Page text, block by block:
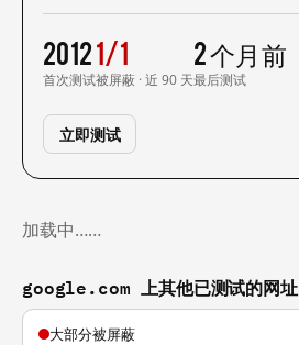
2012
首次测试
1/1
被屏蔽 · 近 90 天
2 个月前
最后测试
立即测试
加载中……
google.com 上其他已测试的网址
大部分被屏蔽